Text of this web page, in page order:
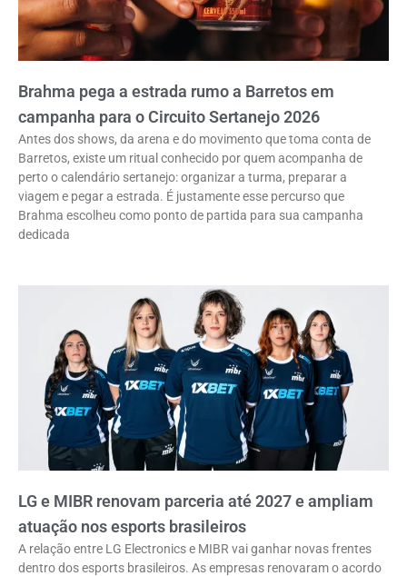
Brahma pega a estrada rumo a Barretos em
campanha para o Circuito Sertanejo 2026
Antes dos shows, da arena e do movimento que toma conta de
Barretos, existe um ritual conhecido por quem acompanha de
perto o calendário sertanejo: organizar a turma, preparar a
viagem e pegar a estrada. É justamente esse percurso que
Brahma escolheu como ponto de partida para sua campanha
dedicada
LG e MIBR renovam parceria até 2027 e ampliam
atuação nos esports brasileiros
A relação entre LG Electronics e MIBR vai ganhar novas frentes
dentro dos esports brasileiros. As empresas renovaram o acordo